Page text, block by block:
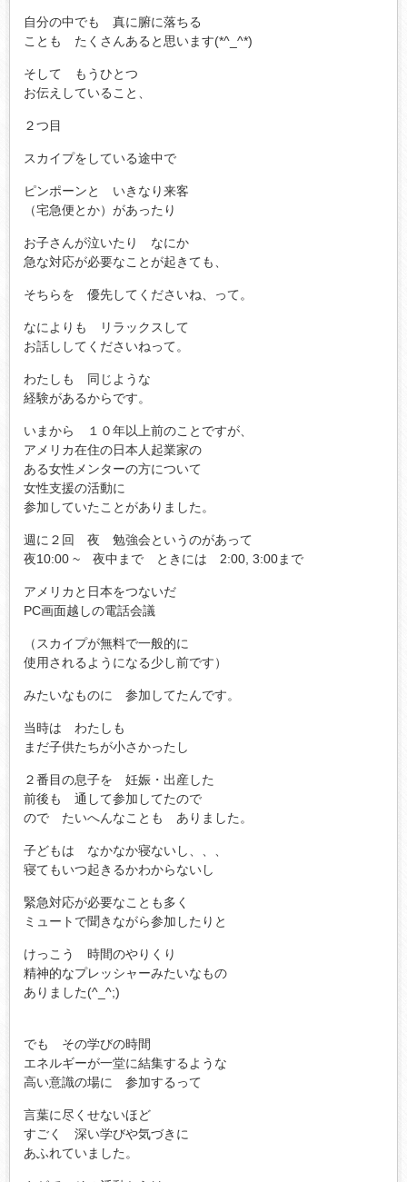
自分の中でも 真に腑に落ちる
ことも たくさんあると思います(*^_^*)
そして もうひとつ
お伝えしていること、
２つ目
スカイプをしている途中で
ピンポーンと いきなり来客
（宅急便とか）があったり
お子さんが泣いたり なにか
急な対応が必要なことが起きても、
そちらを 優先してくださいね、って。
なによりも リラックスして
お話ししてくださいねって。
わたしも 同じような
経験があるからです。
いまから １０年以上前のことですが、
アメリカ在住の日本人起業家の
ある女性メンターの方について
女性支援の活動に
参加していたことがありました。
週に２回 夜 勉強会というのがあって
夜10:00 ~ 夜中まで ときには 2:00, 3:00まで
アメリカと日本をつないだ
PC画面越しの電話会議
（スカイプが無料で一般的に
使用されるようになる少し前です）
みたいなものに 参加してたんです。
当時は わたしも
まだ子供たちが小さかったし
２番目の息子を 妊娠・出産した
前後も 通して参加してたので
ので たいへんなことも ありました。
子どもは なかなか寝ないし、、、
寝てもいつ起きるかわからないし
緊急対応が必要なことも多く
ミュートで聞きながら参加したりと
けっこう 時間のやりくり
精神的なプレッシャーみたいなもの
ありました(^_^;)
でも その学びの時間
エネルギーが一堂に結集するような
高い意識の場に 参加するって
言葉に尽くせないほど
すごく 深い学びや気づきに
あふれていました。